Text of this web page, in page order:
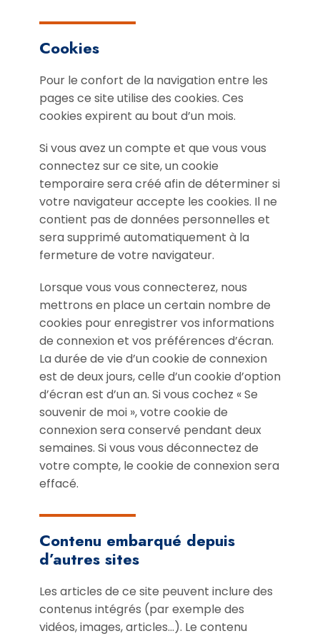
Cookies
Pour le confort de la navigation entre les
pages ce site utilise des cookies. Ces
cookies expirent au bout d’un mois.
Si vous avez un compte et que vous vous
connectez sur ce site, un cookie
temporaire sera créé afin de déterminer si
votre navigateur accepte les cookies. Il ne
contient pas de données personnelles et
sera supprimé automatiquement à la
fermeture de votre navigateur.
Lorsque vous vous connecterez, nous
mettrons en place un certain nombre de
cookies pour enregistrer vos informations
de connexion et vos préférences d’écran.
La durée de vie d’un cookie de connexion
est de deux jours, celle d’un cookie d’option
d’écran est d’un an. Si vous cochez « Se
souvenir de moi », votre cookie de
connexion sera conservé pendant deux
semaines. Si vous vous déconnectez de
votre compte, le cookie de connexion sera
effacé.
Contenu embarqué depuis
d’autres sites
Les articles de ce site peuvent inclure des
contenus intégrés (par exemple des
vidéos, images, articles…). Le contenu